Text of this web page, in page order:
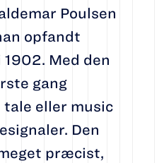
Poulsen
opfandt
Med den
gang
eller music
Den
præcist,